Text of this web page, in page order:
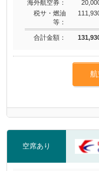
海外航空券：
税サ・燃油
等：
合計金額：
空席あり